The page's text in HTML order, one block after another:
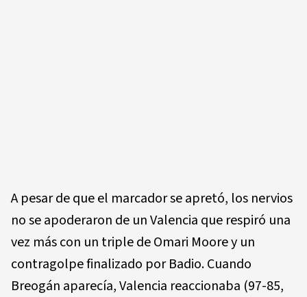
A pesar de que el marcador se apretó, los nervios
no se apoderaron de un Valencia que respiró una
vez más con un triple de Omari Moore y un
contragolpe finalizado por Badio. Cuando
Breogán aparecía, Valencia reaccionaba (97-85,